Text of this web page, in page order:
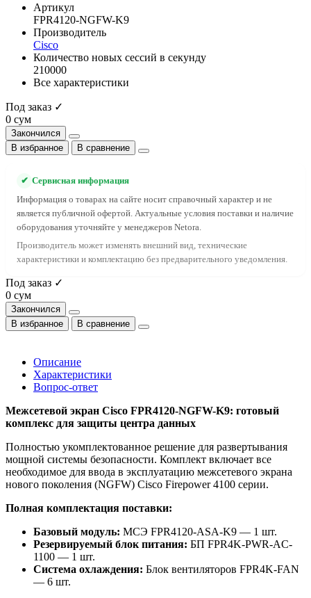
Артикул
FPR4120-NGFW-K9
Производитель
Cisco
Количество новых сессий в секунду
210000
Все характеристики
Под заказ ✓
0 сум
Закончился
В избранное
В сравнение
✔ Сервисная информация
Информация о товарах на сайте носит справочный характер и не
является публичной офертой. Актуальные условия поставки и наличие
оборудования уточняйте у менеджеров Netora.
Производитель может изменять внешний вид, технические
характеристики и комплектацию без предварительного уведомления.
Под заказ ✓
0 сум
Закончился
В избранное
В сравнение
Описание
Характеристики
Вопрос-ответ
Межсетевой экран Cisco FPR4120-NGFW-K9: готовый
комплекс для защиты центра данных
Полностью укомплектованное решение для развертывания
мощной системы безопасности. Комплект включает все
необходимое для ввода в эксплуатацию межсетевого экрана
нового поколения (NGFW) Cisco Firepower 4100 серии.
Полная комплектация поставки:
Базовый модуль: МСЭ FPR4120-ASA-K9 — 1 шт.
Резервируемый блок питания: БП FPR4K-PWR-AC-
1100 — 1 шт.
Система охлаждения: Блок вентиляторов FPR4K-FAN
— 6 шт.